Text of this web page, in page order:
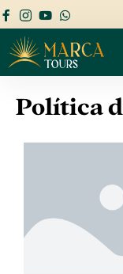
Política